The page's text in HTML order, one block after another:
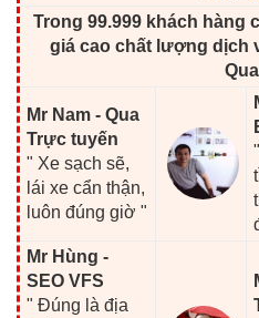
Trong 99.999 khách hàng
giá cao chất lượng dịch
Mr Nam - Qua
Trực tuyến
" Xe sạch sẽ,
lái xe cẩn thận,
luôn đúng giờ "
Mr Hùng -
SEO VFS
" Đúng là địa